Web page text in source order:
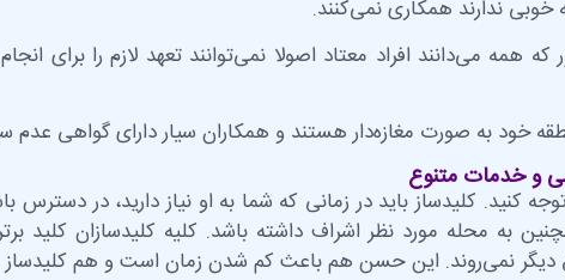
خوبی ندارند همکاری نمی‌کنند.
همه می‌دانند افراد معتاد اصولا نمی‌توانند تعهد لازم را برای
خود به صورت مغازه‌دار هستند و همکاران سیار دارای گواهی عدم
و خدمات متنوع
کنید. کلیدساز باید در زمانی که شما به او نیاز دارید، در
به محله مورد نظر اشراف داشته باشد. کلیه کلیدسازان کلید
دیگر نمی‌روند. این حسن هم باعث کم شدن زمان است و هم کلیدساز